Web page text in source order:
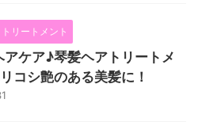
トリートメント
ケア♪琴髪ヘアトリートメ
コシ艶のある美髪に！